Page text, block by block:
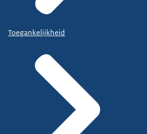
Toegankelijkheid